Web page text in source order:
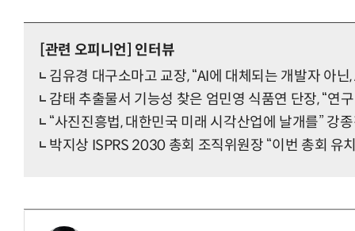
[관련 오피니언] 인터뷰
김유경 대구소마고 교장, “AI에 대체되는 개발자 아
감태 추출물서 기능성 찾은 엄민영 식품연 단장, “연
“사진진흥법, 대한민국 미래 시각산업에 날개를” 강
박지상 ISPRS 2030 총회 조직위원장 “이번 총회 유치, 새